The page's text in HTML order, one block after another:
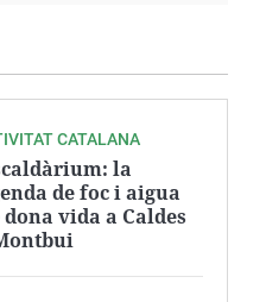
CATALANA
la
de foc i aigua
dona vida a Caldes